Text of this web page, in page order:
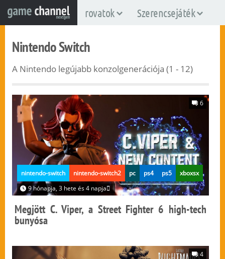
rovatok Szerencsejáték
Nintendo Switch
A Nintendo legújabb konzolgenerációja (1 - 12)
6
nintendo-switch nintendo-switch2 pc ps4 ps5
xboxsx
9 hónapja, 3 hete és 4 napja
Megjött C. Viper, a Street Fighter 6 high-tech
bunyósa
4